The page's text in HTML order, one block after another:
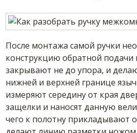
После монтажа самой ручки
конструкцию обратной подачи
закрывают не до упора, и
нижней и верхней границе
измеряют середину от края
защелки и наносят данную
чего к полотну прикладывают